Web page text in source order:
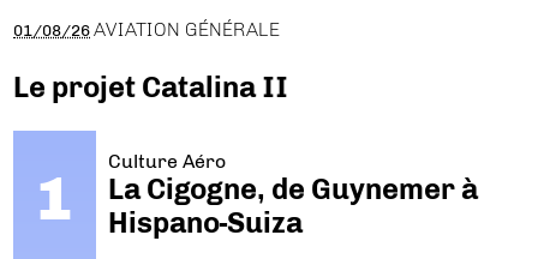
01/08/26 AVIATION GÉNÉRALE
Le projet Catalina II
Culture Aéro
La Cigogne, de Guynemer à
Hispano-Suiza